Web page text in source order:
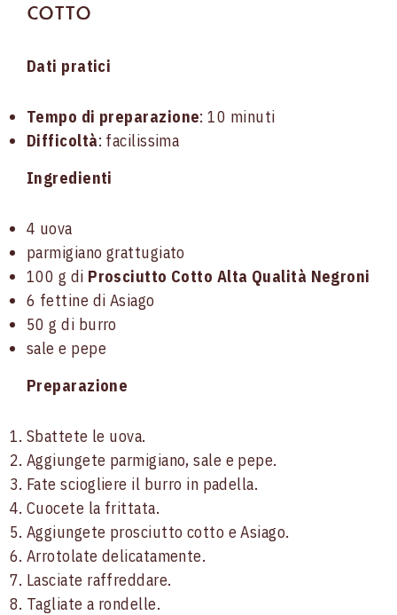
cotto
Dati pratici
Tempo di preparazione: 10 minuti
Difficoltà: facilissima
Ingredienti
4 uova
parmigiano grattugiato
100 g di Prosciutto Cotto Alta Qualità Negroni
6 fettine di Asiago
50 g di burro
sale e pepe
Preparazione
Sbattete le uova.
Aggiungete parmigiano, sale e pepe.
Fate sciogliere il burro in padella.
Cuocete la frittata.
Aggiungete prosciutto cotto e Asiago.
Arrotolate delicatamente.
Lasciate raffreddare.
Tagliate a rondelle.